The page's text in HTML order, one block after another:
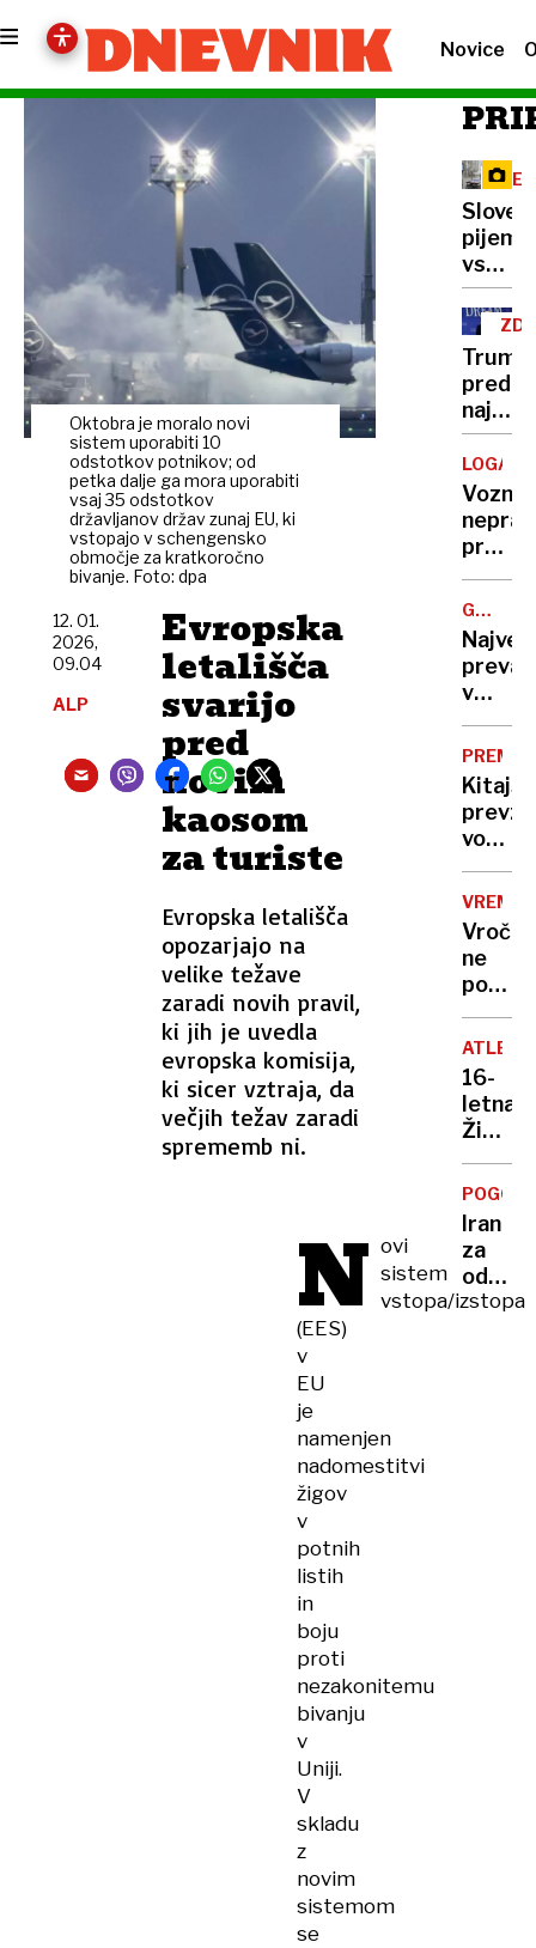
Novice
Oktobra je moralo novi
sistem uporabiti 10
odstotkov potnikov; od
petka dalje ga mora uporabiti
vsaj 35 odstotkov
državljanov držav zunaj EU, ki
vstopajo v schengensko
območje za kratkoročno
bivanje. Foto: dpa
Evropska
letališča
svarijo
pred
novim
kaosom
za turiste
Evropska letališča
opozarjajo na
velike težave
zaradi novih pravil,
ki jih je uvedla
evropska komisija,
ki sicer vztraja, da
večjih težav zaradi
sprememb ni.
12. 01.
2026,
09.04
ALP
N ovi
sistem
vstopa/izstopa
(EES)
v
EU
je
namenjen
nadomestitvi
žigov
v
potnih
listih
in
boju
proti
nezakonitemu
bivanju
v
Uniji.
V
skladu
z
novim
sistemom
se
pijemo
vse
manj
mleka,
pa
se
nekoč
izdelki
ZDA
Trump
pred
so
je
GREGOR
v
ljudem
državo,
ki
sploh
ni
PREMIK
vodilno
vlogo
tudi
pri
zdravil:
»Leta
2030
bodo
moji
Kitajci,
VREME
ne
do
konca
tedna
tudi
do
35
dežja
ni na
vidiku
16-
letna
Živa
Remic
v
teku
na
Iran
za